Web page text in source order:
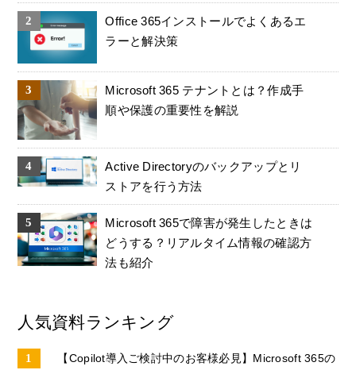
Office 365インストールでよくあるエ
ラーと解決策
Microsoft 365 テナントとは？作成手
順や保護の重要性を解説
Active Directoryのバックアップとリ
ストアを行う方法
Microsoft 365で障害が発生したときは
どうする？リアルタイム情報の確認方
法も紹介
人気資料ランキング
【Copilot導入ご検討中のお客様必見】Microsoft 365の